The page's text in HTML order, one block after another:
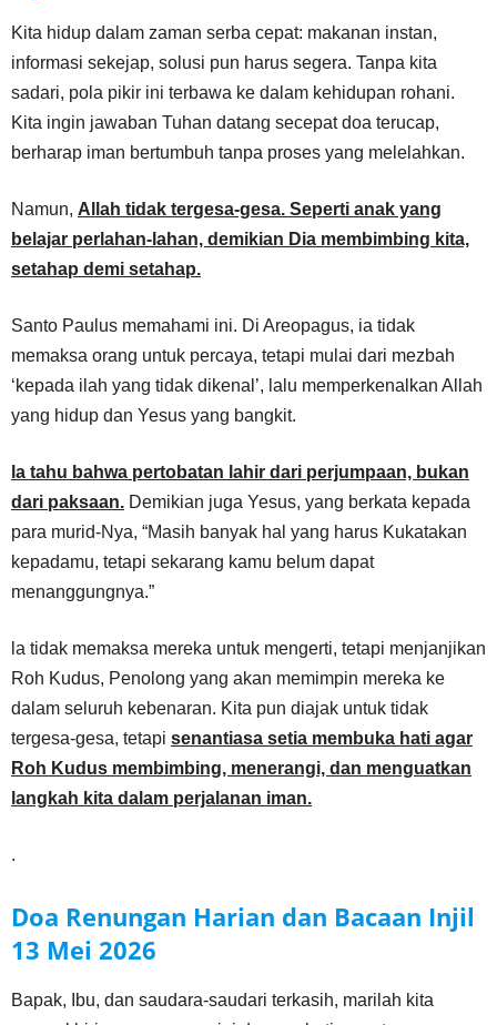
Kita hidup dalam zaman serba cepat: makanan instan,
informasi sekejap, solusi pun harus segera. Tanpa kita
sadari, pola pikir ini terbawa ke dalam kehidupan rohani.
Kita ingin jawaban Tuhan datang secepat doa terucap,
berharap iman bertumbuh tanpa proses yang melelahkan.
Namun, Allah tidak tergesa-gesa. Seperti anak yang
belajar perlahan-lahan, demikian Dia membimbing kita,
setahap demi setahap.
Santo Paulus memahami ini. Di Areopagus, ia tidak
memaksa orang untuk percaya, tetapi mulai dari mezbah
‘kepada ilah yang tidak dikenal’, lalu memperkenalkan Allah
yang hidup dan Yesus yang bangkit.
la tahu bahwa pertobatan lahir dari perjumpaan, bukan
dari paksaan. Demikian juga Yesus, yang berkata kepada
para murid-Nya, “Masih banyak hal yang harus Kukatakan
kepadamu, tetapi sekarang kamu belum dapat
menanggungnya.”
la tidak memaksa mereka untuk mengerti, tetapi menjanjikan
Roh Kudus, Penolong yang akan memimpin mereka ke
dalam seluruh kebenaran. Kita pun diajak untuk tidak
tergesa-gesa, tetapi senantiasa setia membuka hati agar
Roh Kudus membimbing, menerangi, dan menguatkan
langkah kita dalam perjalanan iman.
.
Doa Renungan Harian dan Bacaan Injil
13 Mei 2026
Bapak, Ibu, dan saudara-saudari terkasih, marilah kita